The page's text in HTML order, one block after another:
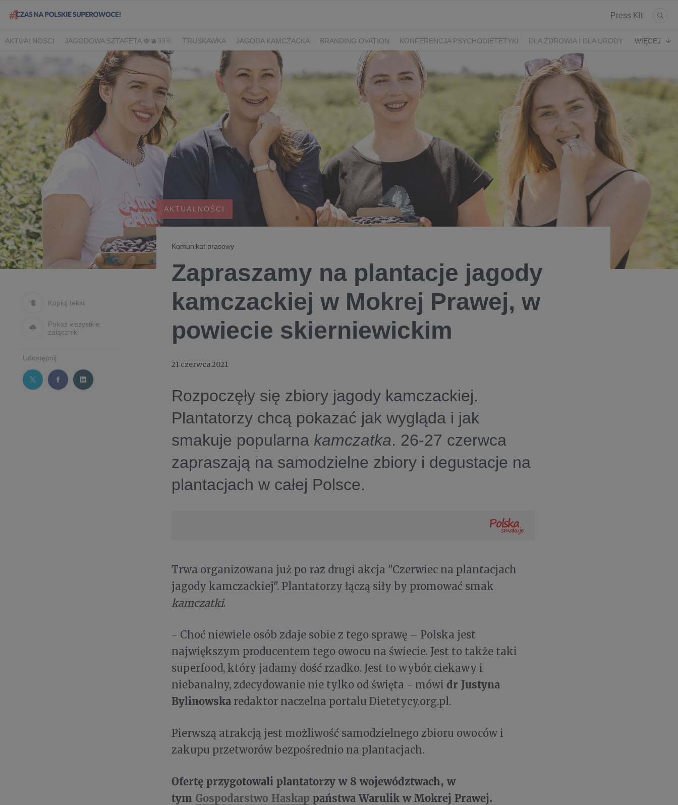
Press Kit
AKTUALNOŚCI JAGODOWA SZTAFETA 🍓🫐🏃‍♀️🏃 TRUSKAWKA JAGODA KAMCZACKA BRANDING OVATION KONFERENCJA PSYCHODIETETYKI
DLA ZDROWIA I DLA URODY
DLA MEDIÓW DLA PLANTATORÓW NARODOWY DZIEŃ SPORTU MINIKIWI PORZECZKI
CORE TEAM BERRY INNOVATION BERRY FEST PRZETWORY PRZEPISY PIWO RZEMIEŚLNICZE
LODY RZEMIEŚLNICZE
OWOCOWE LATO W KONESERZE
JAGODOWE MISTRZOSTWA ŚWIATA DZIEŃ POLSKIEJ BORÓWKI WYBORY 2024 SZCZYT IBO 2023 🫐
WYBORY 2023
WYBORY 2022
WYBORY 2021 WYBORY 2020 LATO Z BORÓWKAMI 2018 ENGLISH
WIĘCEJ
Kopiuj tekst
Pokaż wszystkie
załączniki
Udostępnij
AKTUALNOŚCI
Komunikat prasowy
Zapraszamy na plantacje jagody
kamczackiej w Mokrej Prawej, w
powiecie skierniewickim
21 czerwca 2021
Rozpoczęły się zbiory jagody kamczackiej.
Plantatorzy chcą pokazać jak wygląda i jak
smakuje popularna kamczatka. 26-27 czerwca
zapraszają na samodzielne zbiory i degustacje na
plantacjach w całej Polsce.
Trwa organizowana już po raz drugi akcja "Czerwiec na plantacjach
jagody kamczackiej". Plantatorzy łączą siły by promować smak
kamczatki.
- Choć niewiele osób zdaje sobie z tego sprawę – Polska jest
największym producentem tego owocu na świecie. Jest to także taki
superfood, który jadamy dość rzadko. Jest to wybór ciekawy i
niebanalny, zdecydowanie nie tylko od święta - mówi dr Justyna
Bylinowska redaktor naczelna portalu Dietetycy.org.pl.
Pierwszą atrakcją jest możliwość samodzielnego zbioru owoców i
zakupu przetworów bezpośrednio na plantacjach.
Ofertę przygotowali plantatorzy w 8 województwach, w
tym Gospodarstwo Haskap państwa Warulik w Mokrej Prawej.